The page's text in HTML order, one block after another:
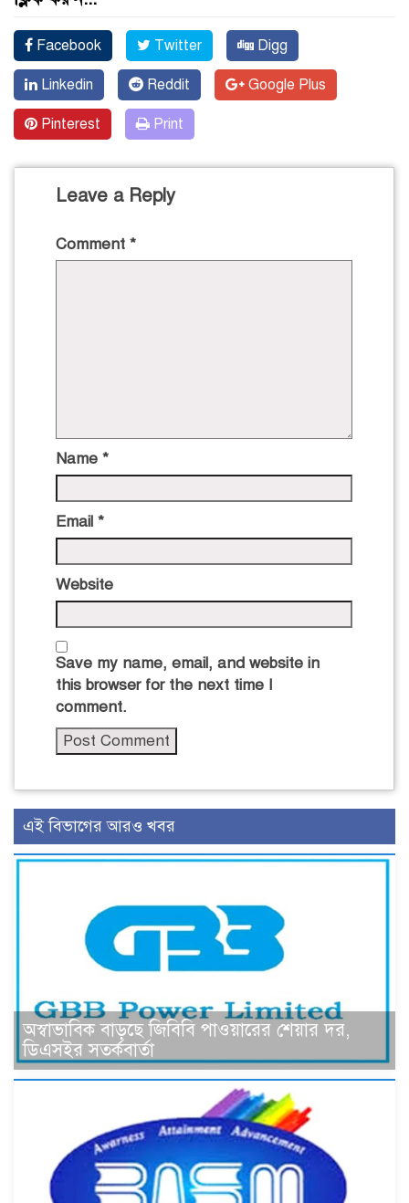
Facebook Twitter Digg
Linkedin Reddit Google Plus
Pinterest Print
Leave a Reply
Comment *
Name *
Email *
Website
Save my name, email, and website in
this browser for the next time I
comment.
এই বিভাগের আরও খবর
অস্বাভাবিক বাড়ছে জিবিবি পাওয়ারের শেয়ার দর,
ডিএসইর সতর্কবার্তা